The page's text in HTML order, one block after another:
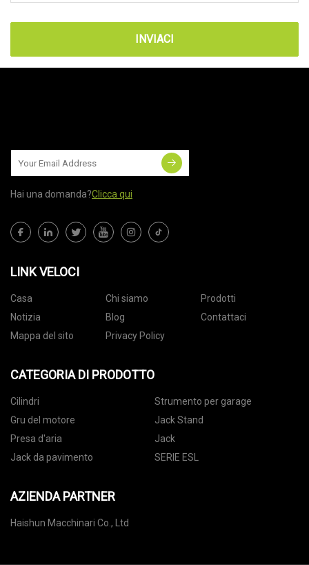
INVIACI
Hai una domanda?Clicca qui
LINK VELOCI
Casa Chi siamo
Prodotti
Notizia
Blog
Contattaci
Mappa del sito
Privacy Policy
CATEGORIA DI PRODOTTO
Cilindri
Strumento per garage
Gru del motore
Jack Stand
Presa d'aria
Jack
Jack da pavimento
SERIE ESL
AZIENDA PARTNER
Haishun Macchinari Co., Ltd